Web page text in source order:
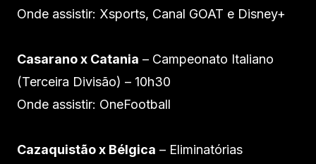
Onde assistir: Xsports, Canal GOAT e Disney+
Casarano x Catania – Campeonato Italiano
(Terceira Divisão) – 10h30
Onde assistir: OneFootball
Cazaquistão x Bélgica – Eliminatórias